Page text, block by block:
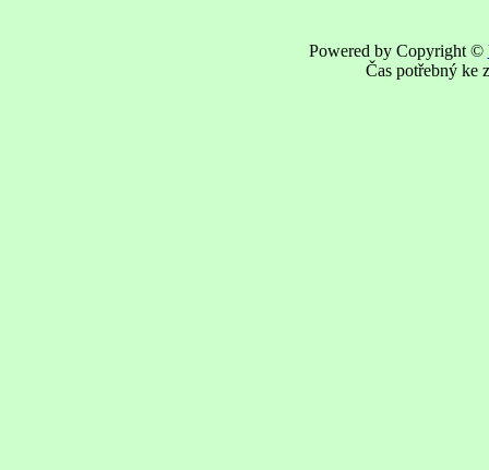
Powered by Copyright ©
Čas potřebný ke